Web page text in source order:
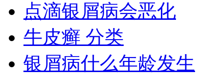
点滴银屑病会恶化
牛皮癣 分类
银屑病什么年龄发生